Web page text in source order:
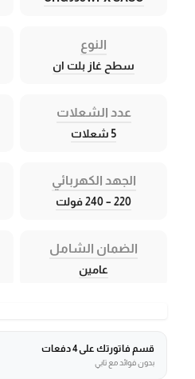
النوع
سطح غاز بلت ان
عدد الشعلات
5 شعلات
الجهد الكهربائي
220 – 240 فولت
الضمان الشامل
عامين
قسم فاتورتك على 4 دفعات
بدون فوائد مع تابي